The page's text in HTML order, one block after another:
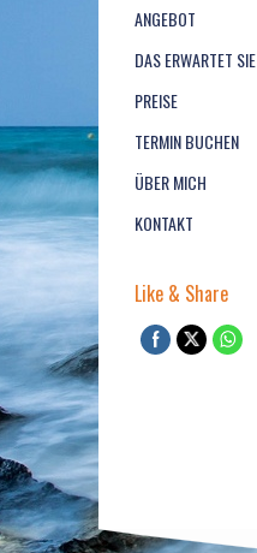
ANGEBOT
DAS ERWARTET SIE
PREISE
TERMIN BUCHEN
ÜBER MICH
KONTAKT
Like & Share